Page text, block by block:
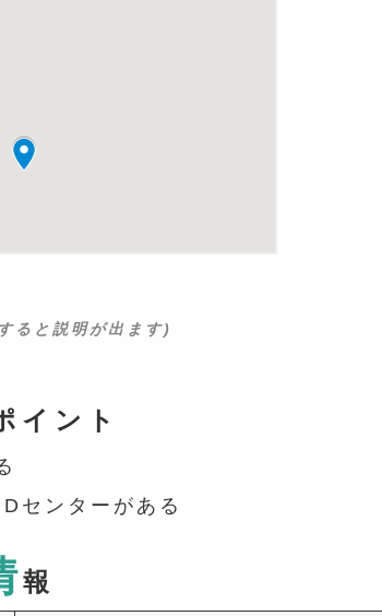
ると説明が出ます)
イント
センターがある
報